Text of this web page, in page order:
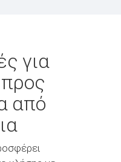
για
από